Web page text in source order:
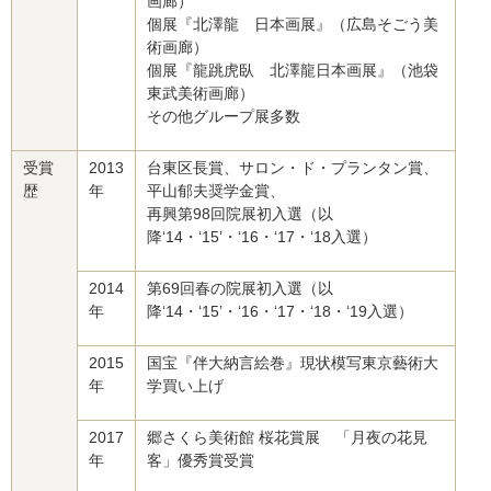
個展『北澤龍 日本画展』（広島そごう美
術画廊）
個展『龍跳虎臥 北澤龍日本画展』（池袋
東武美術画廊）
その他グループ展多数
受賞
歴
2013
年
台東区長賞、サロン・ド・プランタン賞、
平山郁夫奨学金賞、
再興第98回院展初入選（以
降‘14・‘15’・‘16・‘17・‘18入選）
2014
年
第69回春の院展初入選（以
降‘14・‘15’・‘16・‘17・‘18・‘19入選）
2015
年
国宝『伴大納言絵巻』現状模写東京藝術大
学買い上げ
2017
年
郷さくら美術館 桜花賞展 「月夜の花見
客」優秀賞受賞